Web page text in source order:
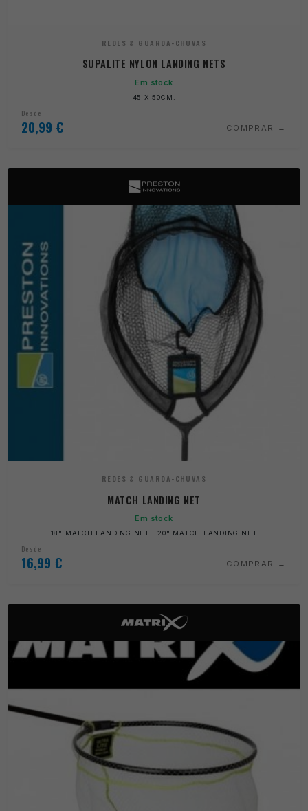
REDES & GUARDA-CHUVAS
SUPALITE NYLON LANDING NETS
Em stock
45 X 50CM.
Desde
20,99 € COMPRAR
REDES & GUARDA-CHUVAS
MATCH LANDING NET
Em stock
18" MATCH LANDING NET · 20" MATCH LANDING NET
Desde
16,99 € COMPRAR